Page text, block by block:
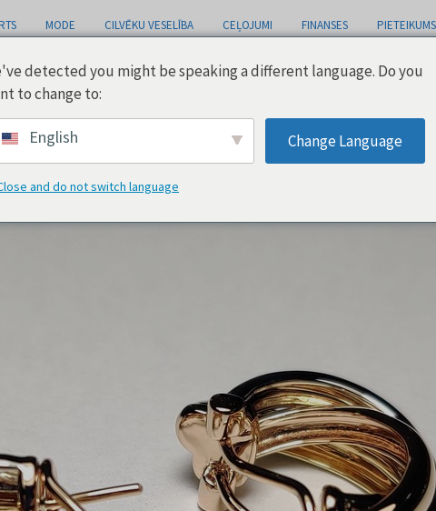
MODE CILVĒKU VESELĪBA CEĻOJUMI FINANSES PIETEIKUMS
detected you might be speaking a different language. Do you
to change to:
English Change Language
and do not switch language